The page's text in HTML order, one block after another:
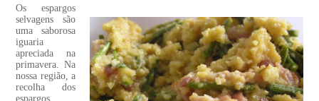
Os espargos
selvagens são
uma saborosa
iguaria
apreciada na
primavera. Na
nossa região, a
recolha dos
espargos